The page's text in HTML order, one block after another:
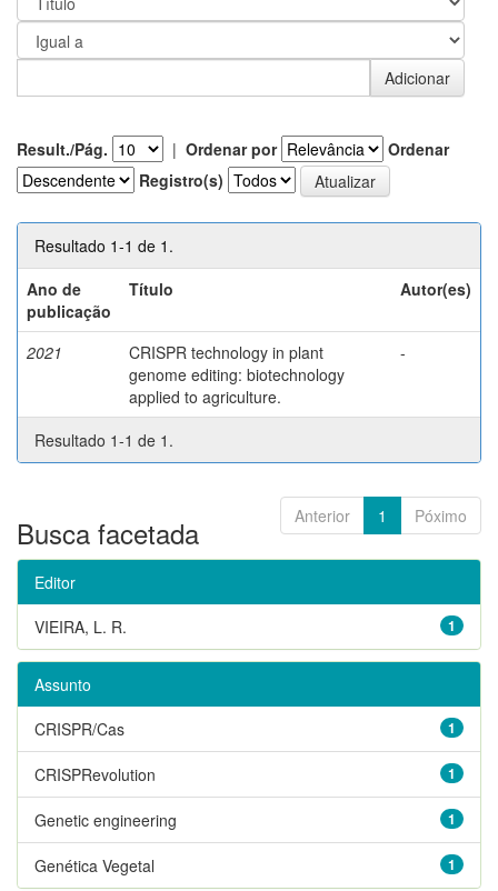
Result./Pág. | Ordenar por
Ordenar
Registro(s)
Resultado 1-1 de 1.
Ano de
publicação
Título Autor(es)
2021
CRISPR technology in plant
genome editing: biotechnology
applied to agriculture.
-
Resultado 1-1 de 1.
Anterior 1 Póximo
Busca facetada
Editor
1
VIEIRA, L. R.
Assunto
1
CRISPR/Cas
1
CRISPRevolution
1
Genetic engineering
1
Genética Vegetal